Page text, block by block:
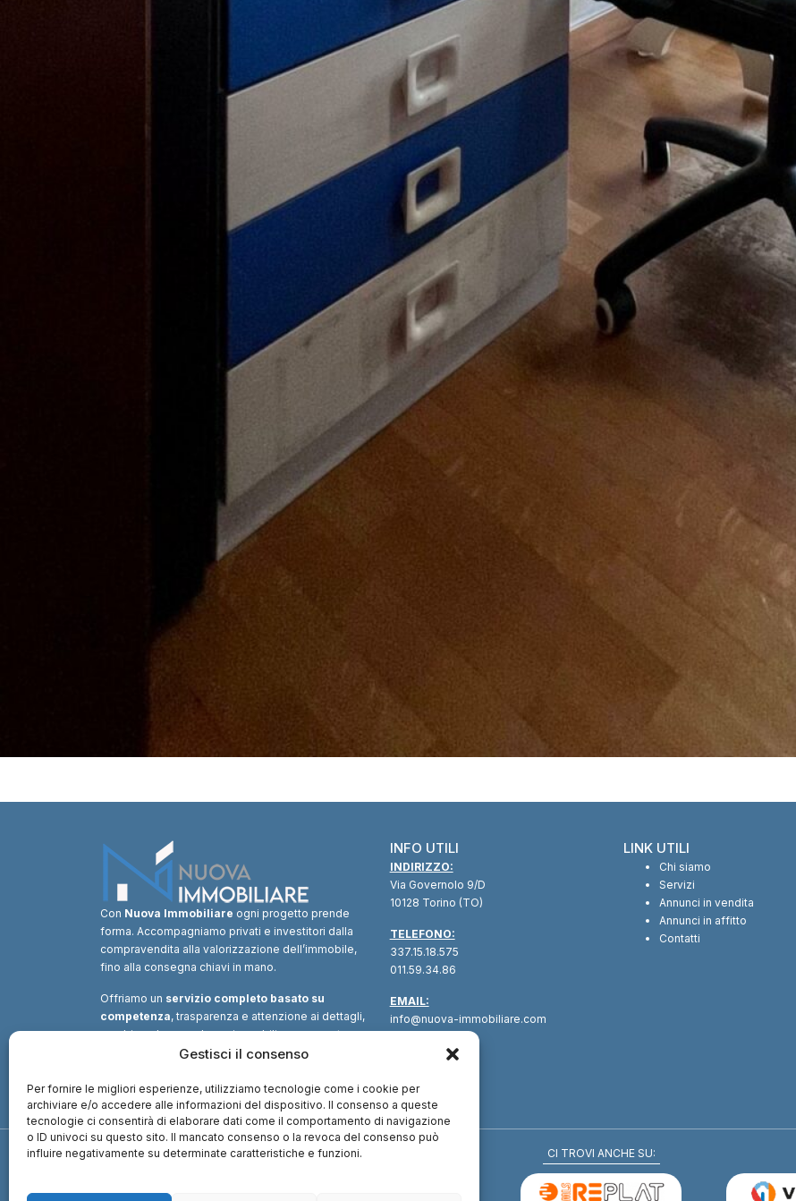
Gestisci il consenso
Per fornire le migliori esperienze, utilizziamo tecnologie come i cookie per
archiviare e/o accedere alle informazioni del dispositivo. Il consenso a queste
tecnologie ci consentirà di elaborare dati come il comportamento di navigazione
o ID univoci su questo sito. Il mancato consenso o la revoca del consenso può
influire negativamente su determinate caratteristiche e funzioni.
Con Nuova Immobiliare ogni progetto prende
forma. Accompagniamo privati e investitori dalla
compravendita alla valorizzazione dell’immobile,
fino alla consegna chiavi in mano.
Offriamo un servizio completo basato su
competenza, trasparenza e attenzione ai dettagli,
combinando consulenza immobiliare, supporto
tecnico e soluzioni finanziarie.Un unico
valore.
INFO UTILI
INDIRIZZO:
Via Governolo 9/D
10128 Torino (TO)
TELEFONO:
337.15.18.575
011.59.34.86
EMAIL:
info@nuova-immobiliare.com
LINK UTILI
Chi siamo
Servizi
Annunci in vendita
Annunci in affitto
Contatti
CI TROVI ANCHE SU: